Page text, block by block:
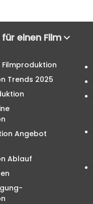
für einen Film
Filmproduktion
Trends 2025
Angebot
Ablauf